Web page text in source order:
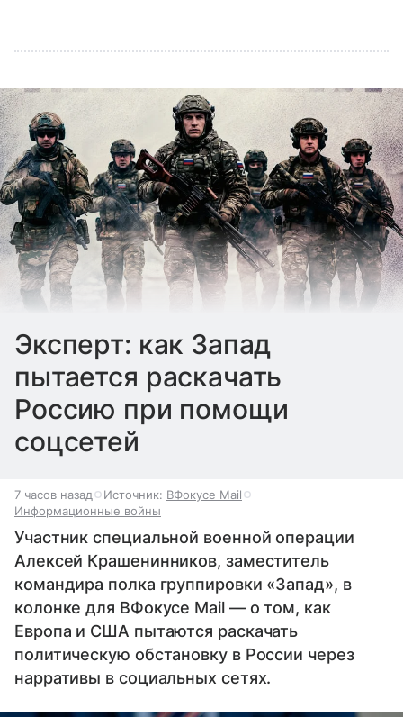
Эксперт: как Запад
пытается раскачать
Россию при помощи
соцсетей
7 часов назад Источник: ВФокусе Mail
Информационные войны
Участник специальной военной операции
Алексей Крашенинников, заместитель
командира полка группировки «Запад», в
колонке для ВФокусе Mail — о том, как
Европа и США пытаются раскачать
политическую обстановку в России через
нарративы в социальных сетях.